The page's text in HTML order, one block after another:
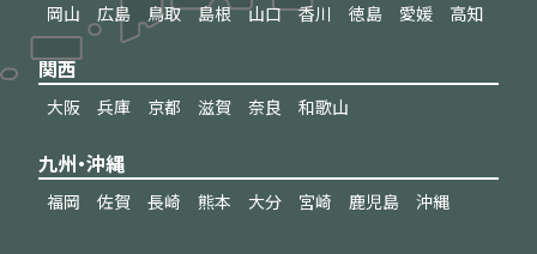
岡山 広島 鳥取 島根 山口 香川 徳島 愛媛 高知
関西
大阪 兵庫 京都 滋賀 奈良 和歌山
九州・沖縄
福岡 佐賀 長崎 熊本 大分 宮崎 鹿児島 沖縄